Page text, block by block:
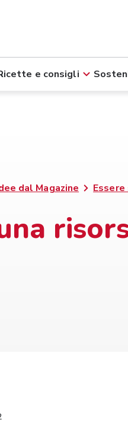
e consigli
dal Magazine